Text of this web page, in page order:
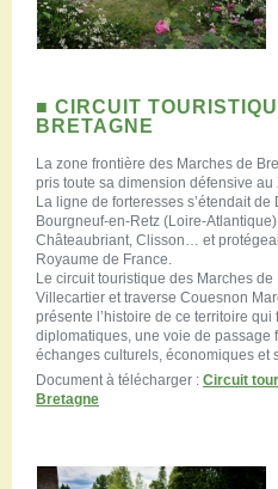
■ CIRCUIT
BRETAGNE
La zone frontière des Marches de
pris toute sa dimension défensive au
La ligne de forteresses s’étendait
Bourgneuf-en-Retz (Loire-
Châteaubriant, Clisson… et
Royaume de France.
Le circuit touristique des Marches
Villecartier et traverse Couesnon
présente l’histoire de ce territoire
diplomatiques, une voie de passage
échanges culturels, économiques et
Document à télécharger : Circuit
Bretagne